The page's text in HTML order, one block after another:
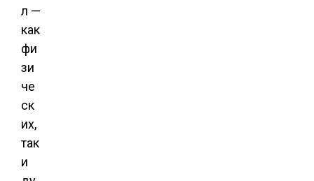
л —
как
фи
зи
че
ск
их,
так
и